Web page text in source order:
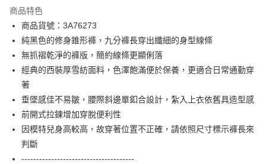
合作金庫商業銀行
華南商業銀行
上海商業儲蓄銀行
台北富邦商業銀行
國泰世華商業銀行
兆豐國際商業銀行
臺灣中小企業銀行
台中商業銀行
匯豐（台灣）商業銀行
聯邦商業銀行
元大商業銀行
永豐商業銀行
玉山商業銀行
台新國際商業銀行
中國信託商業銀行
台灣樂天信用卡公司
LINE Pay
Apple Pay
街口支付
AFTEE先享後付
相關說明
【關於「AFTEE先享後付」】
AFTEE先享後付是「在收到商品之後才付款」的支付方式。 讓您購物簡單
便利好安心！
１．簡單：不需註冊會員、不需綁卡、不需儲值。
２．便利：只要手機號碼，簡訊認證，即可結帳。
商品特色
商品貨號：3A76273
純黑色的修身錐形褲，九分褲長穿出纖細的身型線條
無抓褶乾淨的褲版，簡約線條更顯俐落
經典的西裝厚雪紡面料，色澤飽滿便於保養，更適合日常通勤穿
著
垂墜感佳不易皺，腰際斜邊單釦合設計，紮入上衣依舊具造型感
前開式拉鍊增加穿脫便利性
因模特兒身高較高，故穿著位置不正確，請依照尺寸標示褲長來
判斷
--------------------------------------